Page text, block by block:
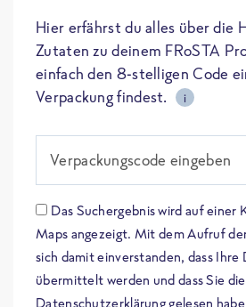
Hier erfährst du alles über die
Zutaten zu deinem FRoSTA
einfach den 8-stelligen Code
Verpackung findest.
i
Verpackungscode eingeben
Das Suchergebnis wird auf einer
Maps angezeigt. Mit dem Aufruf
sich damit einverstanden, dass Ihre
übermittelt werden und dass Sie die
Datenschutzerklärung gelesen